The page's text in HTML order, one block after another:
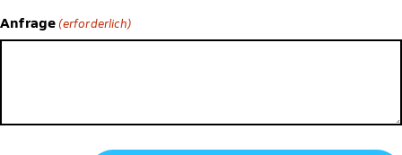
Anfrage (erforderlich)